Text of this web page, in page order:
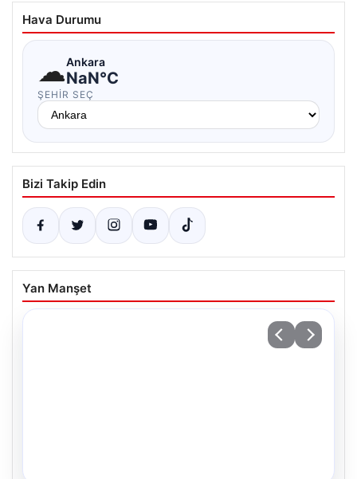
Hava Durumu
☁Ankara
NaN°C
ŞEHIR SEÇ
Bizi Takip Edin
Yan Manşet